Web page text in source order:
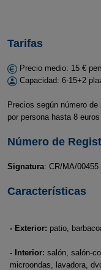
Tarifas
Precio medio: 15 €
Capacidad: 6-15+2
Precios según número
por persona hasta 8
Número de
Signatura: CR/MA/00455
Características
- Exterior: patio,
- Interior: salón, salón-
microondas, lavadora,